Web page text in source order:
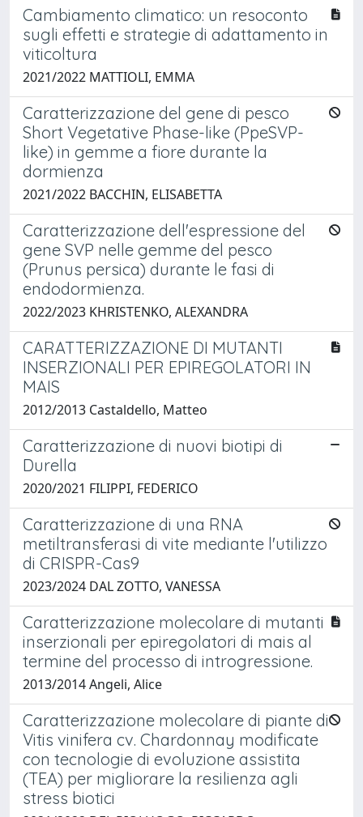
Cambiamento climatico: un resoconto
sugli effetti e strategie di adattamento in
viticoltura
2021/2022 MATTIOLI, EMMA
Caratterizzazione del gene di pesco
Short Vegetative Phase-like (PpeSVP-
like) in gemme a fiore durante la
dormienza
2021/2022 BACCHIN, ELISABETTA
Caratterizzazione dell'espressione del
gene SVP nelle gemme del pesco
(Prunus persica) durante le fasi di
endodormienza.
2022/2023 KHRISTENKO, ALEXANDRA
CARATTERIZZAZIONE DI MUTANTI
INSERZIONALI PER EPIREGOLATORI IN
MAIS
2012/2013 Castaldello, Matteo
Caratterizzazione di nuovi biotipi di
Durella
2020/2021 FILIPPI, FEDERICO
Caratterizzazione di una RNA
metiltransferasi di vite mediante l'utilizzo
di CRISPR-Cas9
2023/2024 DAL ZOTTO, VANESSA
Caratterizzazione molecolare di mutanti
inserzionali per epiregolatori di mais al
termine del processo di introgressione.
2013/2014 Angeli, Alice
Caratterizzazione molecolare di piante di
Vitis vinifera cv. Chardonnay modificate
con tecnologie di evoluzione assistita
(TEA) per migliorare la resilienza agli
stress biotici